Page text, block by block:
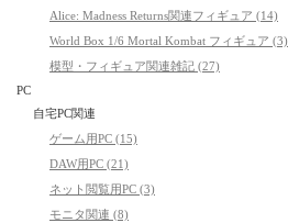
Alice: Madness Returns関連フィギュア (14)
World Box 1/6 Mortal Kombat フィギュア (3)
模型・フィギュア関連雑記 (27)
PC
自宅PC関連
ゲーム用PC (15)
DAW用PC (21)
ネット閲覧用PC (3)
モニタ関連 (8)